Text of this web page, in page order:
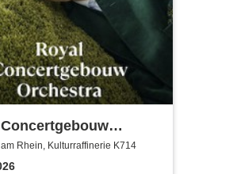
| Víkingur Ólafsson
Rhein, Kulturraffinerie K714